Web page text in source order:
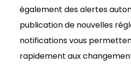
également des alertes
publication de nouvelles
notifications vous
rapidement aux